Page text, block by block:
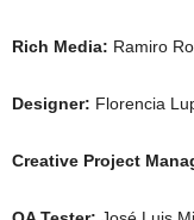
Rich Media: Ramiro
Designer: Florencia
Creative Project